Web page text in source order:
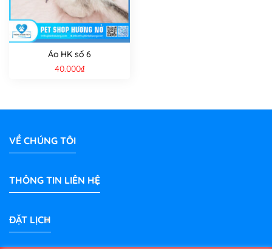
Áo HK số 6
40.000₫
VỀ CHÚNG TÔI
THÔNG TIN LIÊN HỆ
ĐẶT LỊCH